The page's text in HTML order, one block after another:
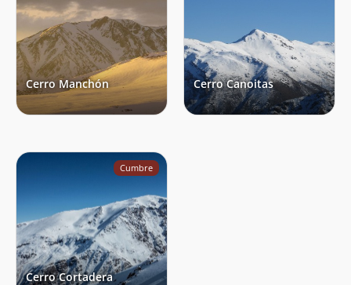
Cerro Manchón Cerro Canoitas
Cumbre
Cerro Cortadera